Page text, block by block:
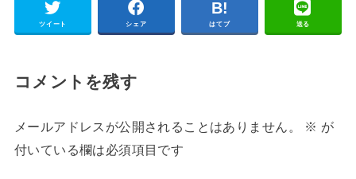
ツイート シェア はてブ 送る
コメントを残す
メールアドレスが公開されることはありません。 ※ が
付いている欄は必須項目です